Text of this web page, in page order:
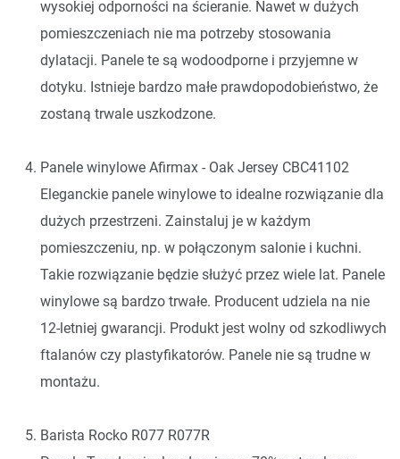
wysokiej odporności na ścieranie. Nawet w dużych
pomieszczeniach nie ma potrzeby stosowania
dylatacji. Panele te są wodoodporne i przyjemne w
dotyku. Istnieje bardzo małe prawdopodobieństwo, że
zostaną trwale uszkodzone.
Panele winylowe Afirmax - Oak Jersey CBC41102
Eleganckie panele winylowe to idealne rozwiązanie dla
dużych przestrzeni. Zainstaluj je w każdym
pomieszczeniu, np. w połączonym salonie i kuchni.
Takie rozwiązanie będzie służyć przez wiele lat. Panele
winylowe są bardzo trwałe. Producent udziela na nie
12-letniej gwarancji. Produkt jest wolny od szkodliwych
ftalanów czy plastyfikatorów. Panele nie są trudne w
montażu.
Barista Rocko R077 R077R